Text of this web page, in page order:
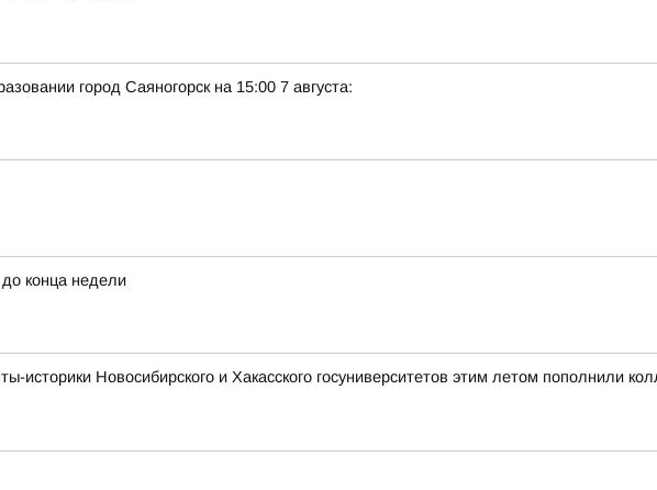
город Саяногорск на 15:00 7 августа:
конца недели
историки Новосибирского и Хакасского госуниверситетов этим летом пополнили